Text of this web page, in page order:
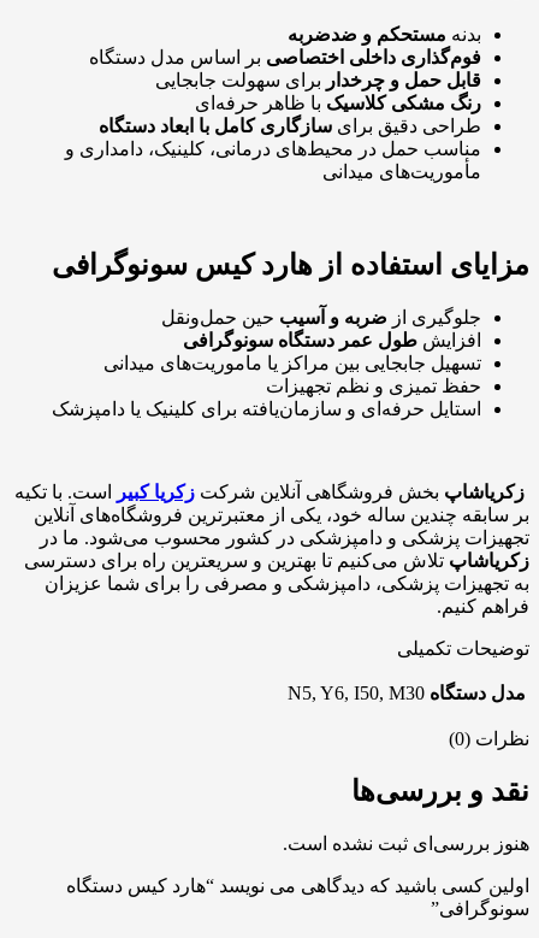
بدنه مستحکم و ضدضربه
فوم‌گذاری داخلی اختصاصی بر اساس مدل دستگاه
قابل حمل و چرخدار برای سهولت جابجایی
رنگ مشکی کلاسیک با ظاهر حرفه‌ای
طراحی دقیق برای سازگاری کامل با ابعاد دستگاه
مناسب حمل در محیط‌های درمانی، کلینیک، دامداری و
مأموریت‌های میدانی
مزایای استفاده از هارد کیس سونوگرافی
جلوگیری از ضربه و آسیب حین حمل‌ونقل
افزایش طول عمر دستگاه سونوگرافی
تسهیل جابجایی بین مراکز یا ماموریت‌های میدانی
حفظ تمیزی و نظم تجهیزات
استایل حرفه‌ای و سازمان‌یافته برای کلینیک یا دامپزشک
زکریاشاپ بخش فروشگاهی آنلاین شرکت زکریا کبیر
است. با تکیه
بر سابقه چندین ساله خود، یکی از معتبرترین فروشگاه‌های آنلاین
تجهیزات پزشکی و دامپزشکی در کشور محسوب می‌شود. ما در
زکریاشاپ تلاش می‌کنیم تا بهترین و سریعترین راه برای دسترسی
به تجهیزات پزشکی، دامپزشکی و مصرفی را برای شما عزیزان
فراهم کنیم.
توضیحات تکمیلی
مدل دستگاه N5, Y6, I50, M30
نظرات (0)
نقد و بررسی‌ها
هنوز بررسی‌ای ثبت نشده است.
اولین کسی باشید که دیدگاهی می نویسد “هارد کیس دستگاه
سونوگرافی”